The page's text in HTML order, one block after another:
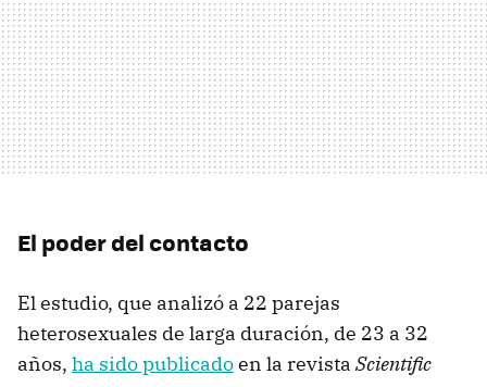
El poder del contacto
El estudio, que analizó a 22 parejas
heterosexuales de larga duración, de 23 a 32
años, ha sido publicadoen la revista Scientific